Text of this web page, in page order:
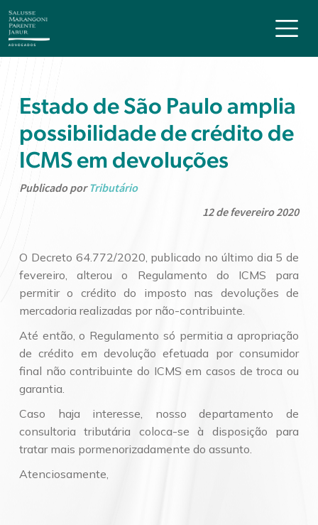
Estado de São Paulo amplia
possibilidade de crédito de
ICMS em devoluções
Publicado porTributário
12 de fevereiro 2020
O Decreto 64.772/2020, publicado no último dia 5 de
fevereiro, alterou o Regulamento do ICMS para
permitir o crédito do imposto nas devoluções de
mercadoria realizadas por não-contribuinte.
Até então, o Regulamento só permitia a apropriação
de crédito em devolução efetuada por consumidor
final não contribuinte do ICMS em casos de troca ou
garantia.
Caso haja interesse, nosso departamento de
consultoria tributária coloca-se à disposição para
tratar mais pormenorizadamente do assunto.
Atenciosamente,